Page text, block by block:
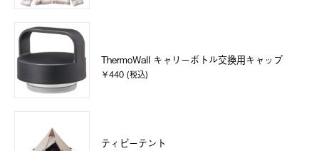
ThermoWall キャリーボトル交換用キャップ
￥440 (税込)
ティピーテント